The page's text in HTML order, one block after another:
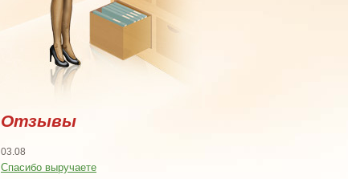
Отзывы
03.08
Спасибо выручаете